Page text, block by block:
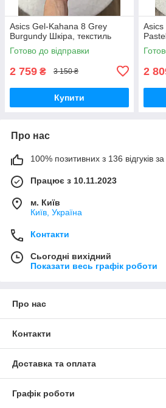
Asics Gel-Kahana 8 Grey
Burgundy Шкіра, текстиль
Готово до відправки
2 759 ₴ 3 150 ₴
Купити
Asics
2
Про нас
100% позитивних з 136 відгуків за
Працює з 10.11.2023
м. Київ
Київ, Україна
Контакти
Сьогодні вихідний
Показати весь графік роботи
Про нас
Контакти
Доставка та оплата
Графік роботи